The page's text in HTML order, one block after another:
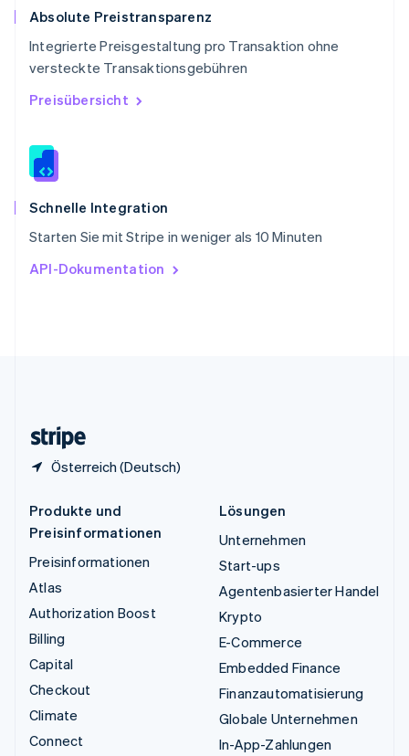
Absolute Preistransparenz
Integrierte Preisgestaltung pro Transaktion ohne
versteckte Transaktionsgebühren
Preisübersicht
Schnelle Integration
Starten Sie mit Stripe in weniger als 10 Minuten
API-Dokumentation
Österreich (Deutsch)
Slowakei
Slowenien
EnglishItaliano
Sonderverwaltungsregion Hongkong,
Spanien
Thailand
ไทยEnglish
English
English
Produkte und
Preisinformationen
Preisinformationen
Atlas
Authorization Boost
Billing
Capital
Checkout
Climate
Connect
Lösungen
Unternehmen
Start-ups
Agentenbasierter Handel
Krypto
E-Commerce
Embedded Finance
Finanzautomatisierung
Globale Unternehmen
In-App-Zahlungen